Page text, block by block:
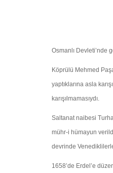
Osmanlı Devleti’nde
Köprülü Mehmed
yaptıklarına asla
karışılmamasıydı.
Saltanat naibesi
mühr-i hümayun
devrinde Venediklilerle
1658’de Erdel’e